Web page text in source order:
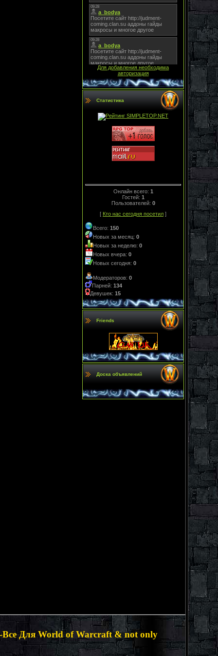
Для добавления необходима
авторизация
Статистика
Онлайн всего: 1
Гостей: 1
Пользователей: 0
[ Кто нас сегодня посетил ]
Всего: 150
Новых за месяц: 0
Новых за неделю: 0
Новых вчера: 0
Новых сегодня: 0
Модераторов: 0
Парней: 134
Девушек: 15
Friends
Доска объявлений
Все Для World of Warcraft & not only